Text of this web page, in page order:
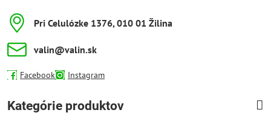
Pri Celulózke 1376, 010 01 Žilina
valin​@valin​.sk
Facebook Instagram
Kategórie produktov